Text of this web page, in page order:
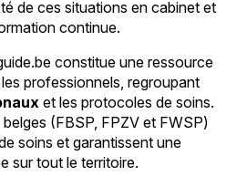
de ces situations en cabinet et
continue.
constitue une ressource
professionnels, regroupant
et les protocoles de soins.
(FBSP, FPZV et FWSP)
soins et garantissent une
sur tout le territoire.